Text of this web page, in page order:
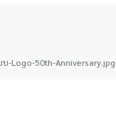
-Logo-50th-Anniversary.jpg